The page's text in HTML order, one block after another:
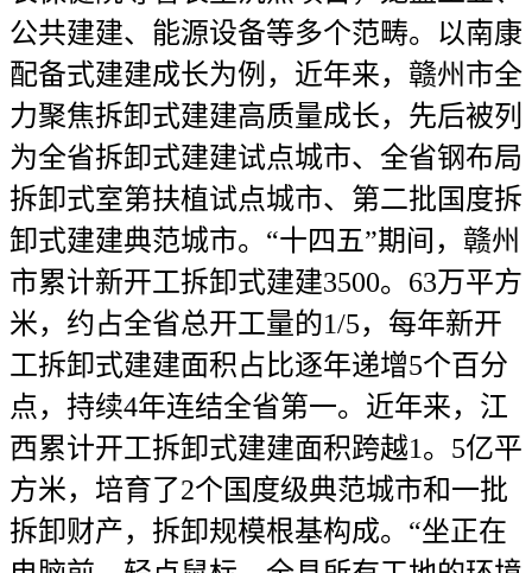
公共建建、能源设备等多个范畴。以南康
配备式建建成长为例，近年来，赣州市全
力聚焦拆卸式建建高质量成长，先后被列
为全省拆卸式建建试点城市、全省钢布局
拆卸式室第扶植试点城市、第二批国度拆
卸式建建典范城市。“十四五”期间，赣州
市累计新开工拆卸式建建3500。63万平方
米，约占全省总开工量的1/5，每年新开
工拆卸式建建面积占比逐年递增5个百分
点，持续4年连结全省第一。近年来，江
西累计开工拆卸式建建面积跨越1。5亿平
方米，培育了2个国度级典范城市和一批
拆卸财产，拆卸规模根基构成。“坐正在